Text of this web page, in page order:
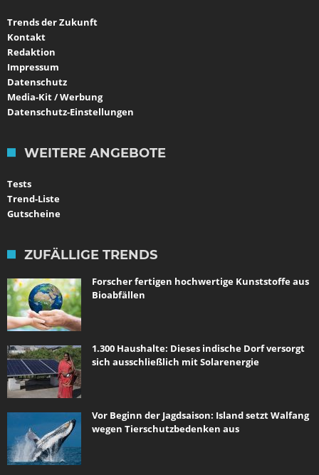
Trends der Zukunft
Kontakt
Redaktion
Impressum
Datenschutz
Media-Kit / Werbung
Datenschutz-Einstellungen
WEITERE ANGEBOTE
Tests
Trend-Liste
Gutscheine
ZUFÄLLIGE TRENDS
Forscher fertigen hochwertige Kunststoffe aus
Bioabfällen
1.300 Haushalte: Dieses indische Dorf versorgt
sich ausschließlich mit Solarenergie
Vor Beginn der Jagdsaison: Island setzt Walfang
wegen Tierschutzbedenken aus